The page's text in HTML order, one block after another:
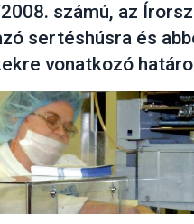
számú, az
sertéshúsra és
vonatkozó